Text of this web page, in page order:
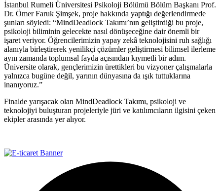
İstanbul Rumeli Üniversitesi Psikoloji Bölümü Bölüm Başkanı Prof.
Dr. Ömer Faruk Şimşek, proje hakkında yaptığı değerlendirmede
şunları söyledi: “MindDeadlock Takımı’nın geliştirdiği bu proje,
psikoloji biliminin gelecekte nasıl dönüşeceğine dair önemli bir
işaret veriyor. Öğrencilerimizin yapay zekâ teknolojisini ruh sağlığı
alanıyla birleştirerek yenilikçi çözümler geliştirmesi bilimsel ilerleme
aynı zamanda toplumsal fayda açısından kıymetli bir adım.
Üniversite olarak, gençlerimizin ürettikleri bu vizyoner çalışmalarla
yalnızca bugüne değil, yarının dünyasına da ışık tuttuklarına
inanıyoruz.”
Finalde yarışacak olan MindDeadlock Takımı, psikoloji ve
teknolojiyi buluşturan projeleriyle jüri ve katılımcıların ilgisini çeken
ekipler arasında yer alıyor.